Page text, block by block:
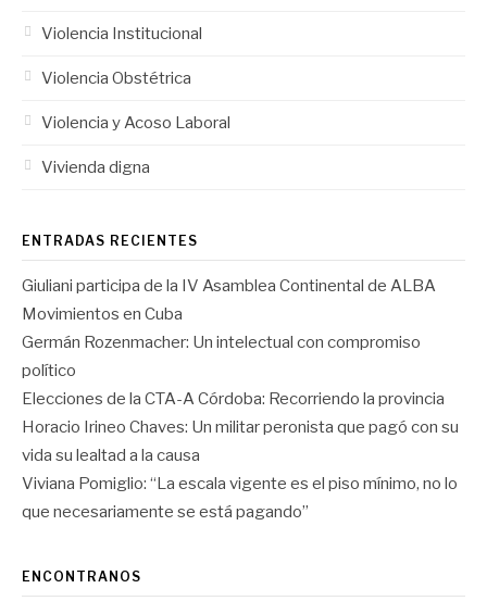
Violencia Institucional
Violencia Obstétrica
Violencia y Acoso Laboral
Vivienda digna
ENTRADAS RECIENTES
Giuliani participa de la IV Asamblea Continental de ALBA
Movimientos en Cuba
Germán Rozenmacher: Un intelectual con compromiso
político
Elecciones de la CTA-A Córdoba: Recorriendo la provincia
Horacio Irineo Chaves: Un militar peronista que pagó con su
vida su lealtad a la causa
Viviana Pomiglio: “La escala vigente es el piso mínimo, no lo
que necesariamente se está pagando”
ENCONTRANOS